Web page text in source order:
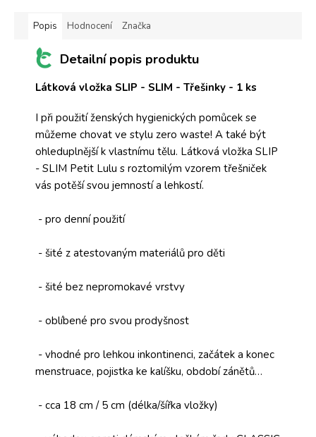
Popis Hodnocení Značka
Detailní popis produktu
Látková vložka SLIP - SLIM - Třešinky - 1 ks
I při použití ženských hygienických pomůcek se
můžeme chovat ve stylu zero waste! A také být
ohleduplnější k vlastnímu tělu. Látková vložka SLIP
- SLIM Petit Lulu s roztomilým vzorem třešniček
vás potěší svou jemností a lehkostí.
- pro denní použití
- šité z atestovaným materiálů pro děti
- šité bez nepromokavé vrstvy
- oblíbené pro svou prodyšnost
- vhodné pro lehkou inkontinenci, začátek a konec
menstruace, pojistka ke kalíšku, období zánětů…
- cca 18 cm / 5 cm (délka/šířka vložky)